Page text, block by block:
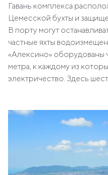
Гавань комплекса
Цемесской бухты и
В порту могут
частные яхты
«Алексино» оборудованы
метра, к каждому из
электричество. Здесь